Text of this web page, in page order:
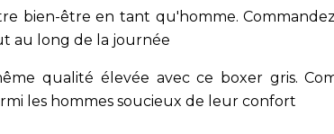
bien-être en tant qu'homme.
au long de la journée
qualité élevée avec ce boxer gris.
les hommes soucieux de leur confort